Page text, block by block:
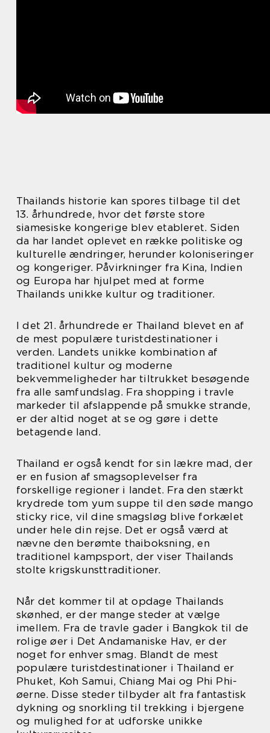
Thailands historie kan spores tilbage til det
13. århundrede, hvor det første store
siamesiske kongerige blev etableret. Siden
da har landet oplevet en række politiske og
kulturelle ændringer, herunder koloniseringer
og kongeriger. Påvirkninger fra Kina, Indien
og Europa har hjulpet med at forme
Thailands unikke kultur og traditioner.
I det 21. århundrede er Thailand blevet en af
de mest populære turistdestinationer i
verden. Landets unikke kombination af
traditionel kultur og moderne
bekvemmeligheder har tiltrukket besøgende
fra alle samfundslag. Fra shopping i travle
markeder til afslappende på smukke strande,
er der altid noget at se og gøre i dette
betagende land.
Thailand er også kendt for sin lækre mad, der
er en fusion af smagsoplevelser fra
forskellige regioner i landet. Fra den stærkt
krydrede tom yum suppe til den søde mango
sticky rice, vil dine smagsløg blive forkælet
under hele din rejse. Det er også værd at
nævne den berømte thaiboksning, en
traditionel kampsport, der viser Thailands
stolte krigskunsttraditioner.
Når det kommer til at opdage Thailands
skønhed, er der mange steder at vælge
imellem. Fra de travle gader i Bangkok til de
rolige øer i Det Andamaniske Hav, er der
noget for enhver smag. Blandt de mest
populære turistdestinationer i Thailand er
Phuket, Koh Samui, Chiang Mai og Phi Phi-
øerne. Disse steder tilbyder alt fra fantastisk
dykning og snorkling til trekking i bjergene
og mulighed for at udforske unikke